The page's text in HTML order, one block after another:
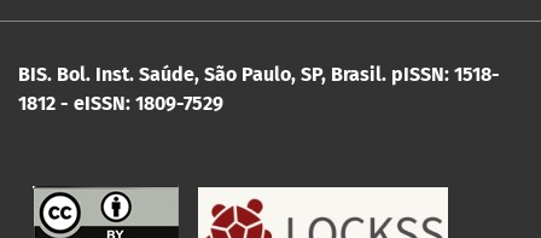
BIS. Bol. Inst. Saúde, São Paulo, SP, Brasil. pISSN: 1518-
1812 - eISSN: 1809-7529